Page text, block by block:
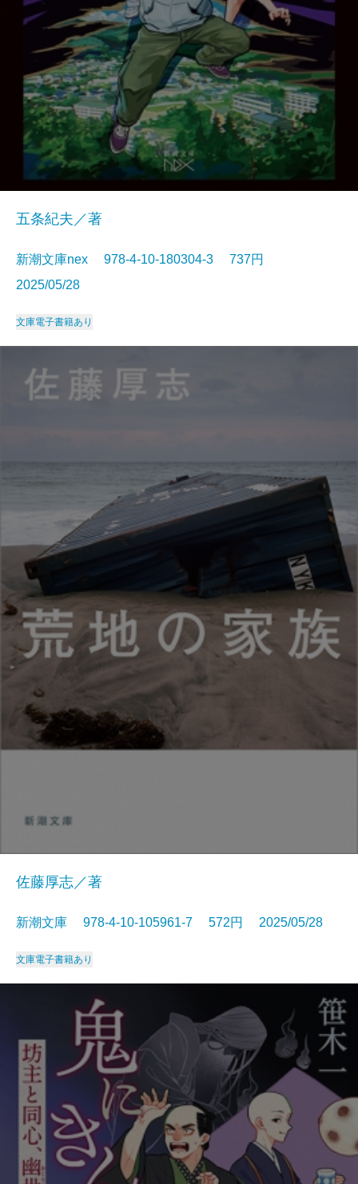
五条紀夫／著
新潮文庫nex 978-4-10-180304-3 737円
2025/05/28
文庫電子書籍あり
佐藤厚志／著
新潮文庫 978-4-10-105961-7 572円 2025/05/28
文庫電子書籍あり